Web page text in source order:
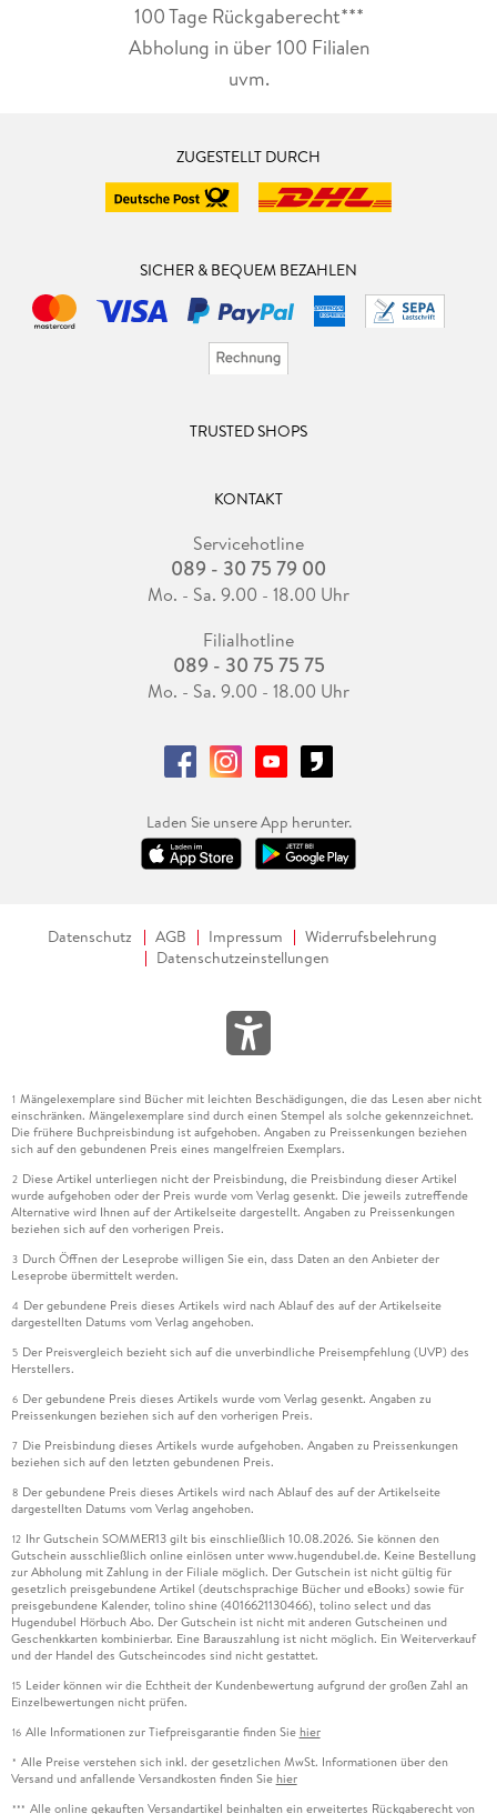
100 Tage Rückgaberecht***
Abholung in über 100 Filialen
uvm.
ZUGESTELLT DURCH
SICHER & BEQUEM BEZAHLEN
TRUSTED SHOPS
KONTAKT
Servicehotline
089 - 30 75 79 00
Mo. - Sa. 9.00 - 18.00 Uhr
Filialhotline
089 - 30 75 75 75
Mo. - Sa. 9.00 - 18.00 Uhr
Laden Sie unsere App herunter.
Datenschutz AGB Impressum
Widerrufsbelehrung
Datenschutzeinstellungen
1 Mängelexemplare sind Bücher mit leichten Beschädigungen, die das Lesen aber nicht
einschränken. Mängelexemplare sind durch einen Stempel als solche gekennzeichnet.
Die frühere Buchpreisbindung ist aufgehoben. Angaben zu Preissenkungen beziehen
sich auf den gebundenen Preis eines mangelfreien Exemplars.
2 Diese Artikel unterliegen nicht der Preisbindung, die Preisbindung dieser Artikel
wurde aufgehoben oder der Preis wurde vom Verlag gesenkt. Die jeweils zutreffende
Alternative wird Ihnen auf der Artikelseite dargestellt. Angaben zu Preissenkungen
beziehen sich auf den vorherigen Preis.
3 Durch Öffnen der Leseprobe willigen Sie ein, dass Daten an den Anbieter der
Leseprobe übermittelt werden.
4 Der gebundene Preis dieses Artikels wird nach Ablauf des auf der Artikelseite
dargestellten Datums vom Verlag angehoben.
5 Der Preisvergleich bezieht sich auf die unverbindliche Preisempfehlung (UVP) des
Herstellers.
6 Der gebundene Preis dieses Artikels wurde vom Verlag gesenkt. Angaben zu
Preissenkungen beziehen sich auf den vorherigen Preis.
7 Die Preisbindung dieses Artikels wurde aufgehoben. Angaben zu Preissenkungen
beziehen sich auf den letzten gebundenen Preis.
8 Der gebundene Preis dieses Artikels wird nach Ablauf des auf der Artikelseite
dargestellten Datums vom Verlag angehoben.
12 Ihr Gutschein SOMMER13 gilt bis einschließlich 10.08.2026. Sie können den
Gutschein ausschließlich online einlösen unter www.hugendubel.de. Keine Bestellung
zur Abholung mit Zahlung in der Filiale möglich. Der Gutschein ist nicht gültig für
gesetzlich preisgebundene Artikel (deutschsprachige Bücher und eBooks) sowie für
preisgebundene Kalender, tolino shine (4016621130466), tolino select und das
Hugendubel Hörbuch Abo. Der Gutschein ist nicht mit anderen Gutscheinen und
Geschenkkarten kombinierbar. Eine Barauszahlung ist nicht möglich. Ein Weiterverkauf
und der Handel des Gutscheincodes sind nicht gestattet.
15 Leider können wir die Echtheit der Kundenbewertung aufgrund der großen Zahl an
Einzelbewertungen nicht prüfen.
16 Alle Informationen zur Tiefpreisgarantie finden Sie hier
* Alle Preise verstehen sich inkl. der gesetzlichen MwSt. Informationen über den
Versand und anfallende Versandkosten finden Sie hier
*** Alle online gekauften Versandartikel beinhalten ein erweitertes Rückgaberecht von